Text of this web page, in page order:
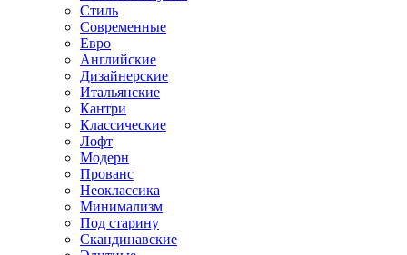
Стиль
Современные
Евро
Английские
Дизайнерские
Итальянские
Кантри
Классические
Лофт
Модерн
Прованс
Неоклассика
Минимализм
Под старину
Скандинавские